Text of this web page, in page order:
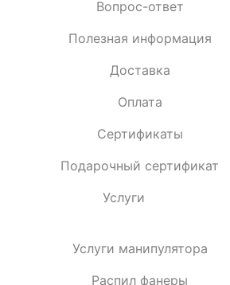
Вопрос-ответ
Полезная информация
Доставка
Оплата
Сертификаты
Подарочный сертификат
Услуги
Услуги манипулятора
Распил фанеры